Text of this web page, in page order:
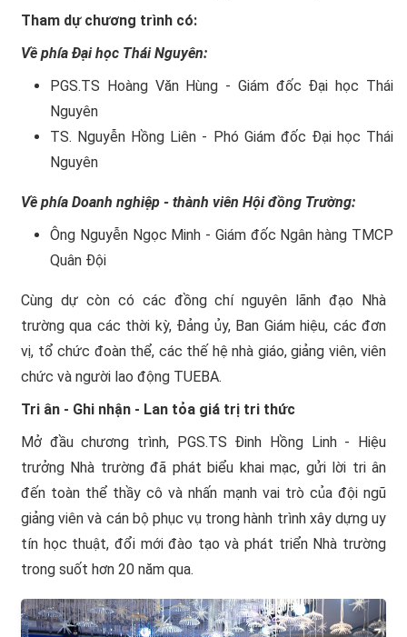
Tham dự chương trình có:
Về phía Đại học Thái Nguyên:
PGS.TS Hoàng Văn Hùng - Giám đốc Đại học Thái
Nguyên
TS. Nguyễn Hồng Liên - Phó Giám đốc Đại học Thái
Nguyên
Về phía Doanh nghiệp - thành viên Hội đồng Trường:
Ông Nguyễn Ngọc Minh - Giám đốc Ngân hàng TMCP
Quân Đội
Cùng dự còn có các đồng chí nguyên lãnh đạo Nhà
trường qua các thời kỳ, Đảng ủy, Ban Giám hiệu, các đơn
vị, tổ chức đoàn thể, các thế hệ nhà giáo, giảng viên, viên
chức và người lao động TUEBA.
Tri ân - Ghi nhận - Lan tỏa giá trị tri thức
Mở đầu chương trình, PGS.TS Đinh Hồng Linh - Hiệu
trưởng Nhà trường đã phát biểu khai mạc, gửi lời tri ân
đến toàn thể thầy cô và nhấn mạnh vai trò của đội ngũ
giảng viên và cán bộ phục vụ trong hành trình xây dựng uy
tín học thuật, đổi mới đào tạo và phát triển Nhà trường
trong suốt hơn 20 năm qua.